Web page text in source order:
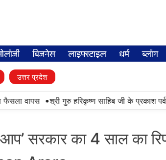
बिजनेस लाइफ्स्टाइल धर्म ब्लॉग
उत्तर प्रदेश
वापस •श्री गुरु हरिकृष्ण साहिब जी के प्रकाश पर्व
सरकार का 4 साल का